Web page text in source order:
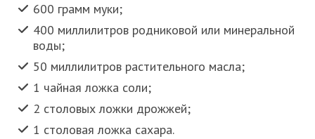
600 грамм муки;
400 миллилитров родниковой или минеральной
воды;
50 миллилитров растительного масла;
1 чайная ложка соли;
2 столовых ложки дрожжей;
1 столовая ложка сахара.